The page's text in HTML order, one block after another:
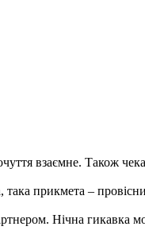
взаємне. Також
прикмета –
Нічна гикавка